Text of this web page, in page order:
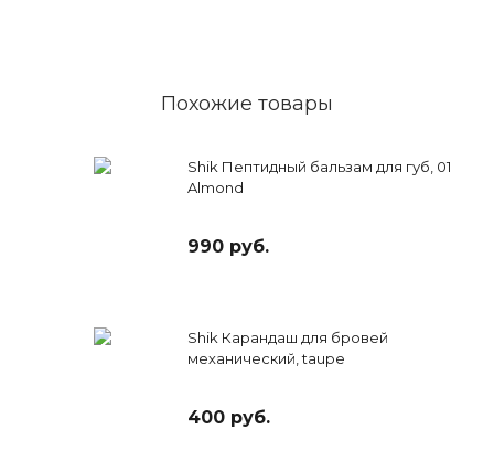
Похожие товары
Shik Пептидный бальзам для губ, 01
Almond
990 руб.
Shik Карандаш для бровей
механический, taupe
400 руб.